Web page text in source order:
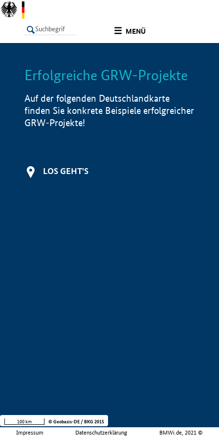
MENÜ
LISTE Info
Erfolgreiche GRW-Projekte
Auf der folgenden Deutschlandkarte
finden Sie konkrete Beispiele erfolgreicher
GRW-Projekte!
LOS GEHT'S
Impressum Datenschutzerklärung BMWi.de, 2021 ©
100 km © Geobasis-DE / BKG 2015